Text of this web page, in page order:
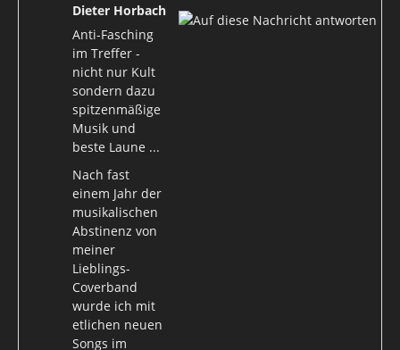
Dieter Horbach
Anti-Fasching
im Treffer -
nicht nur Kult
sondern dazu
spitzenmäßige
Musik und
beste Laune ...
Nach fast
einem Jahr der
musikalischen
Abstinenz von
meiner
Lieblings-
Coverband
wurde ich mit
etlichen neuen
Songs im